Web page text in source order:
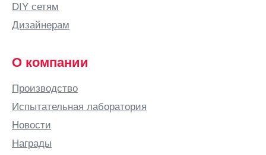
DIY сетям
Дизайнерам
О компании
Производство
Испытательная лаборатория
Новости
Награды